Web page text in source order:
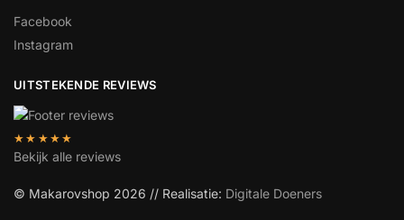
Facebook
Instagram
UITSTEKENDE REVIEWS
★★★★★
Bekijk alle reviews
© Makarovshop 2026 // Realisatie: Digitale Doeners